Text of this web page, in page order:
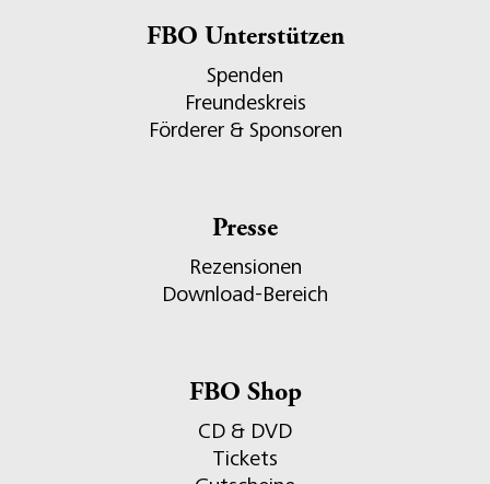
FBO Unterstützen
Spenden
Freundeskreis
Förderer & Sponsoren
Presse
Rezensionen
Download-Bereich
FBO Shop
CD & DVD
Tickets